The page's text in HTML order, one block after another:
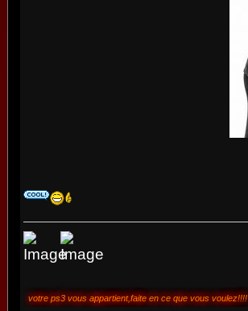
votre ps3 vous appartient,faite en ce que vous voulez!!!!